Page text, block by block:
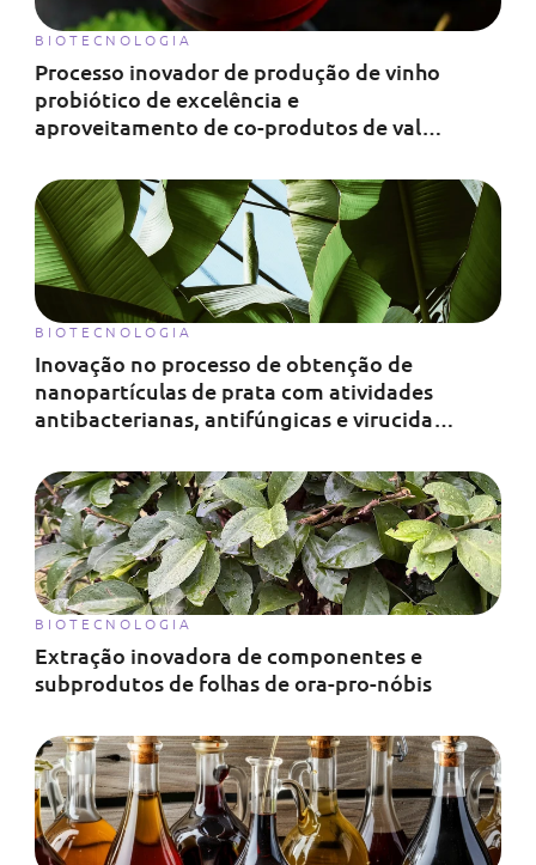
Processo inovador de produção de vinho
probiótico de excelência e
aproveitamento de co-produtos de valor
BIOTECNOLOGIA
Inovação no processo de obtenção de
nanopartículas de prata com atividades
antibacterianas, antifúngicas e virucidas
bananeira
BIOTECNOLOGIA
Extração inovadora de componentes e
subprodutos de folhas de ora-pro-nóbis
BIOTECNOLOGIA